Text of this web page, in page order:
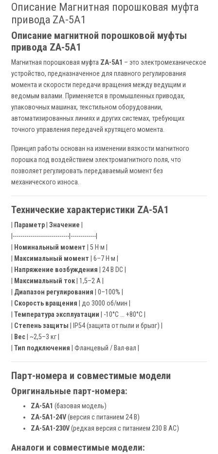
Описание Магнитная порошковая муфта
привода ZA-5A1
Описание магнитной порошковой муфты
привода ZA-5A1
Магнитная порошковая муфта ZA-5A1 – это электромеханическое
устройство, предназначенное для плавного регулирования
момента и скорости передачи вращения между ведущим и
ведомым валами. Применяется в промышленных приводах,
упаковочных машинах, текстильном оборудовании,
автоматизированных линиях и других системах, требующих
точного управления передачей крутящего момента.
Принцип работы основан на изменении вязкости магнитного
порошка под воздействием электромагнитного поля, что
позволяет регулировать передаваемый момент без
механического износа.
Технические характеристики ZA-5A1
Параметр Значение
|-----------------------------|-------------|
Номинальный момент | 5 Н·м |
Максимальный момент | 6–7 Н·м |
Напряжение возбуждения | 24 В DC |
Максимальный ток | 1,5–2 А |
Диапазон регулирования | 0–100% |
Скорость вращения | до 3000 об/мин |
Температура эксплуатации | -10°C … +80°C |
Степень защиты | IP54 (защита от пыли и брызг) |
Вес | ~2,5–3 кг |
Тип подключения | Фланцевый / Вал-вал |
Парт-номера и совместимые модели
Оригинальные парт-номера:
ZA-5A1 (базовая модель)
ZA-5A1-24V(версия с питанием 24 В)
ZA-5A1-230V(редкая версия с питанием 230 В AC)
Аналоги и совместимые модели: